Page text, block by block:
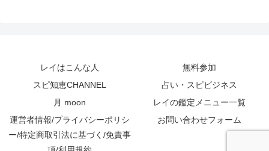
レイはこんな人
無料参加
スピ知恵CHANNEL
占い・スピビジネス
月 moon
レイの鑑定メニュー一覧
運営者情報/プライバシーポリシ
ー/特定商取引法に基づく/免責事
お問い合わせフォーム